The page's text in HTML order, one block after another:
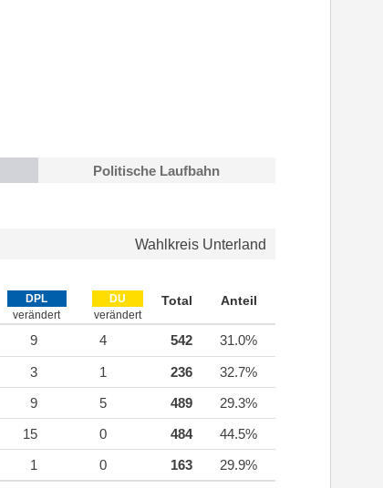
Politische Laufbahn
Wahlkreis Unterland
DPL
verändert
DU
verändert
Total Anteil
9 4 542 31.0%
3 1 236
32.7%
9 5 489
29.3%
15 0 484
44.5%
1 0 163 29.9%